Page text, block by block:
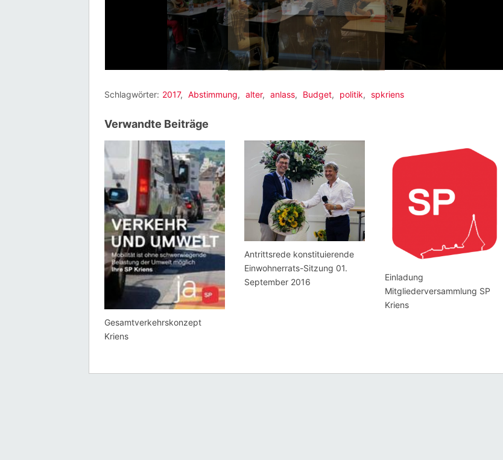
Schlagwörter: 2017, Abstimmung, alter, anlass, Budget, politik, spkriens
Verwandte Beiträge
Gesamtverkehrskonzept
Kriens
Antrittsrede konstituierende
Einwohnerrats-Sitzung 01.
September 2016
Einladung
Mitgliederversammlung SP
Kriens